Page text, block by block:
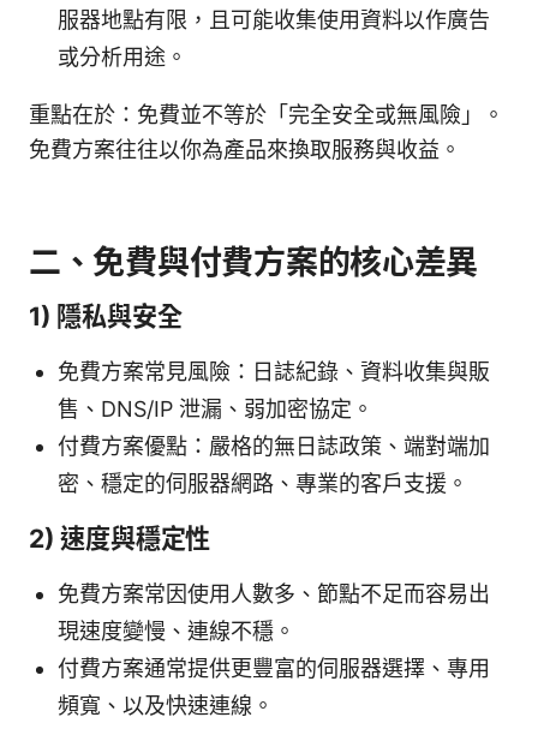
服器地點有限，且可能收集使用資料以作廣告
或分析用途。
重點在於：免費並不等於「完全安全或無風險」。
免費方案往往以你為產品來換取服務與收益。
二、免費與付費方案的核心差異
1) 隱私與安全
免費方案常見風險：日誌紀錄、資料收集與販
售、DNS/IP 泄漏、弱加密協定。
付費方案優點：嚴格的無日誌政策、端對端加
密、穩定的伺服器網路、專業的客戶支援。
2) 速度與穩定性
免費方案常因使用人數多、節點不足而容易出
現速度變慢、連線不穩。
付費方案通常提供更豐富的伺服器選擇、專用
頻寬、以及快速連線。